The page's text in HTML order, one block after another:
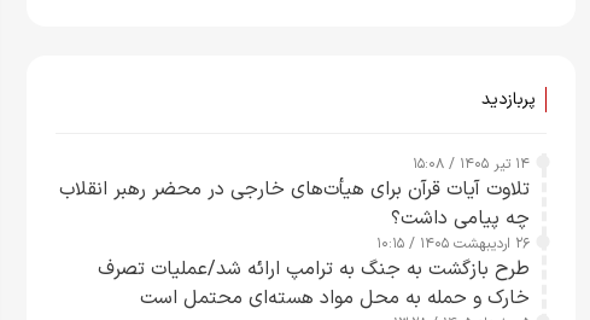
پربازدید
۱۴ تیر ۱۴۰۵ / ۱۵:۰۸
تلاوت آیات قرآن برای هیأت‌های خارجی در محضر رهبر انقلاب
چه پیامی داشت؟
۲۶ اردیبهشت ۱۴۰۵ / ۱۰:۱۵
طرح‌ بازگشت به جنگ به ترامپ ارائه شد/عملیات تصرف
خارک و حمله به محل مواد هسته‌ای محتمل است